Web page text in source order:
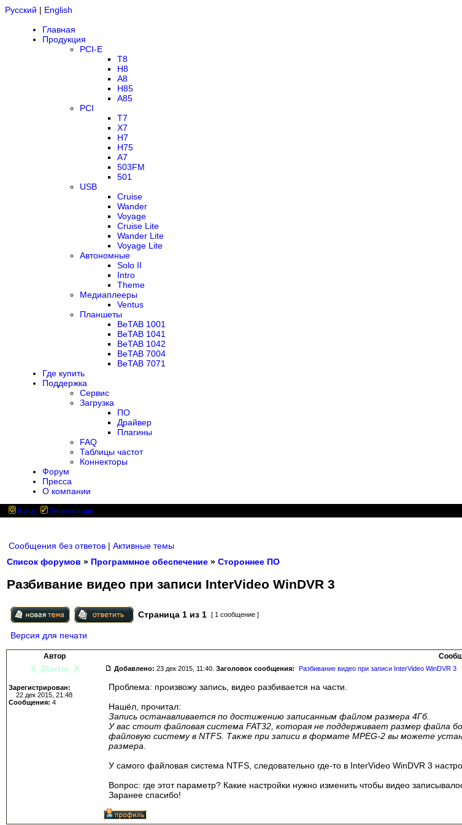
Русский | English
Главная
Продукция
PCI-E
T8
H8
A8
H85
A85
PCI
T7
X7
H7
H75
A7
503FM
501
USB
Cruise
Wander
Voyage
Cruise Lite
Wander Lite
Voyage Lite
Автономные
Solo II
Intro
Theme
Медиаплееры
Ventus
Планшеты
BeTAB 1001
BeTAB 1041
BeTAB 1042
BeTAB 7004
BeTAB 7071
Где купить
Поддержка
Сервис
Загрузка
ПО
Драйвер
Плагины
FAQ
Таблицы частот
Коннекторы
Форум
Пресса
О компании
Вход Регистрация
Сообщения без ответов | Активные темы
Список форумов » Программное обеспечение » Стороннее ПО
Разбивание видео при записи InterVideo WinDVR 3
Страница 1 из 1 [ 1 сообщение ]
Версия для печати
Автор
X_Starter_X Добавлено: 23 дек 2015, 11:40. Заголовок сообщения: Разбивание видео при записи InterVideo WinDVR 3
Зарегистрирован:
22 дек 2015, 21:48
Сообщения: 4
Проблема: произвожу запись, видео разбивается на части.
Нашёл, прочитал:
Запись останавливается по достижению записанным файлом размера 4Гб.
У вас стоит файловая система FAT32, которая не поддерживает размер файла
файловую систему в NTFS. Также при записи в формате MPEG-2 вы можете
размера.
У самого файловая система NTFS, следовательно где-то в InterVideo WinDVR 3
Вопрос: где этот параметр? Какие настройки нужно изменить чтобы видео
Заранее спасибо!